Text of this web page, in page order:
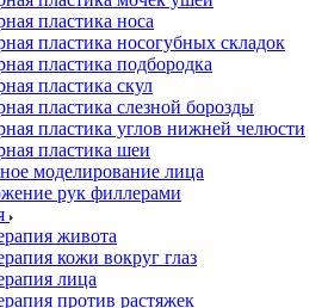
пластика носа
пластика носогубных складок
пластика подбородка
пластика скул
пластика слезной борозды
пластика углов нижней челюсти
пластика шеи
моделирование лица
рук филлерами
живота
кожи вокруг глаз
лица
против растяжек